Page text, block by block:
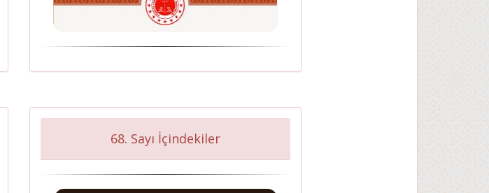
68. Sayı İçindekiler